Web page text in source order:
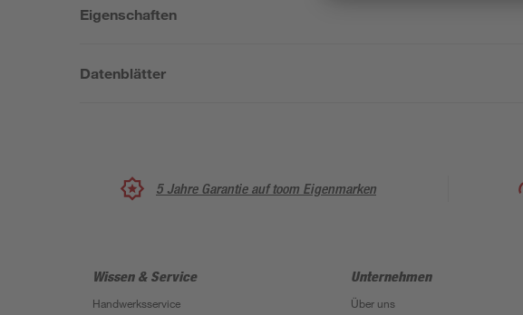
Eigenschaften
Datenblätter
5 Jahre Garantie auf toom Eigenmarken
Wissen & Service
Handwerksservice
Unternehmen
Über uns